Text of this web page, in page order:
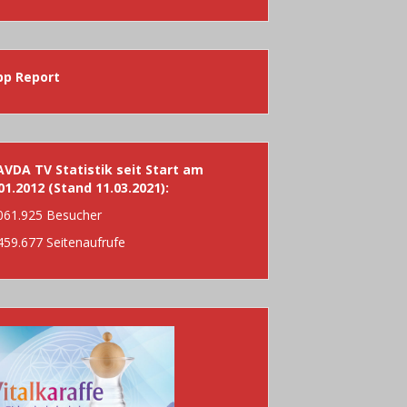
Report
TV Statistik seit Start am
(Stand 11.03.2021):
Besucher
Seitenaufrufe